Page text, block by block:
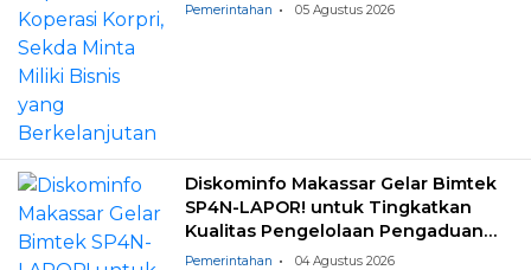
Pemerintahan 05 Agustus 2026
Diskominfo Makassar Gelar Bimtek
SP4N-LAPOR! untuk Tingkatkan
Kualitas Pengelolaan Pengaduan
Masyarakat
Pemerintahan 04 Agustus 2026